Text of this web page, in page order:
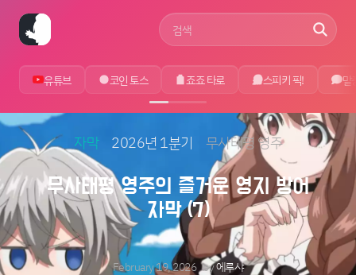
사이트 검색어
유튜브 코인 토스 죠죠 타로 스피키 픽! 말
자막 2026년 1분기 무사태평 영주
무사태평 영주의 즐거운 영지 방어
자막 (7)
February 19, 2026 by에루샤